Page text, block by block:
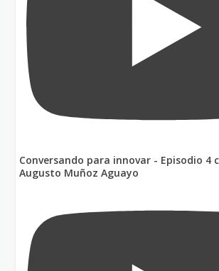
Conversando para innovar - Episodio 4
Augusto Muñoz Aguayo